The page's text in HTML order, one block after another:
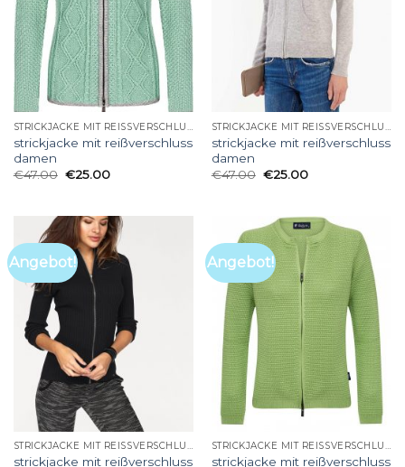
STRICKJACKE MIT REISSVERSCHLUSS DAMEN
strickjacke mit reißverschluss
damen
€47.00 €25.00
STRICKJACKE MIT REISSVERSCHLUSS DAMEN
strickjacke mit reißverschluss
damen
€47.00 €25.00
Angebot!
STRICKJACKE MIT REISSVERSCHLUSS DAMEN
strickjacke mit reißverschluss
Angebot!
STRICKJACKE MIT REISSVERSCHLUSS DAMEN
strickjacke mit reißverschluss